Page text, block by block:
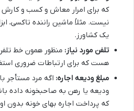
که برای امرار معاش و کسب و کارش
نیست. مثلاً ماشین راننده تاکسی،
یک کشاورز.
تلفن مورد نیاز: منظور همون خط
هست که برای ارتباطات ضروری
مبلغ ودیعه اجاره: اگه مرد مستأجر
ودیعه یا رهن به صاحبخونه داده
که پرداخت اجاره بهای خونه بدون